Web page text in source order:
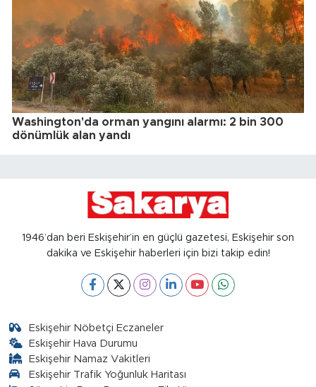
Washington'da orman yangını alarmı: 2 bin 300
dönümlük alan yandı
1946’dan beri Eskişehir’in en güçlü gazetesi, Eskişehir son
dakika ve Eskişehir haberleri için bizi takip edin!
Eskişehir Nöbetçi Eczaneler
Eskişehir Hava Durumu
Eskişehir Namaz Vakitleri
Eskişehir Trafik Yoğunluk Haritası